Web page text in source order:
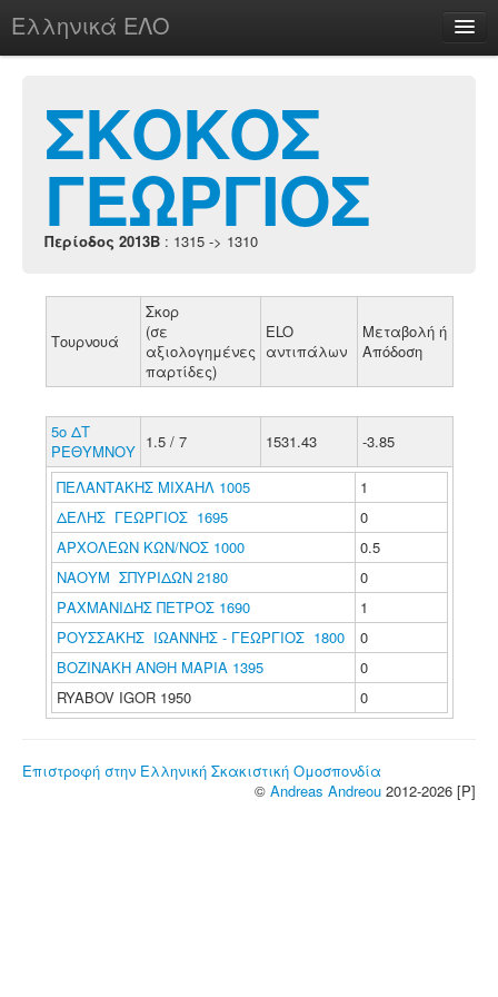
Ελληνικά ΕΛΟ
chesstu.be @ discord
Login
ΣΚΟΚΟΣ
ΓΕΩΡΓΙΟΣ
Περίοδος 2013B : 1315 -> 1310
Τουρνουά
Σκορ
(σε
αξιολογημένες
παρτίδες)
ELO
αντιπάλων
Μεταβολή ή
Απόδοση
5ο ΔΤ
ΡΕΘΥΜΝΟΥ 1.5 / 7 1531.43 -3.85
ΠΕΛΑΝΤΑΚΗΣ ΜΙΧΑΗΛ 1005
1
ΔΕΛΗΣ ΓΕΩΡΓΙΟΣ 1695
0
ΑΡΧΟΛΕΩΝ ΚΩΝ/ΝΟΣ 1000
0.5
ΝΑΟΥΜ ΣΠΥΡΙΔΩΝ 2180
0
ΡΑΧΜΑΝΙΔΗΣ ΠΕΤΡΟΣ 1690
1
ΡΟΥΣΣΑΚΗΣ ΙΩΑΝΝΗΣ - ΓΕΩΡΓΙΟΣ 1800
0
ΒΟΖΙΝΑΚΗ ΑΝΘΗ ΜΑΡΙΑ 1395
0
RYABOV IGOR 1950
0
Επιστροφή στην Ελληνική Σκακιστική Ομοσπονδία
© Andreas Andreou 2012-2026 [P]